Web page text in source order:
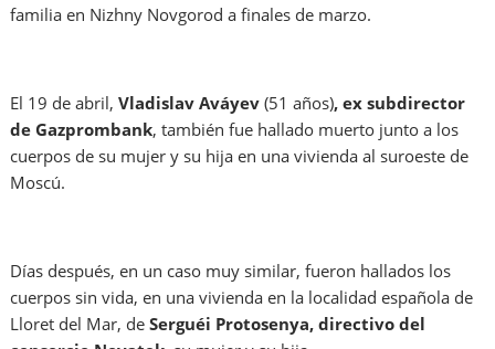
familia en Nizhny Novgorod a finales de marzo.
El 19 de abril,Vladislav Aváyev(51 años), ex subdirector
de Gazprombank, también fue hallado muerto junto a los
cuerpos de su mujer y su hija en una vivienda al suroeste de
Moscú.
Días después, en un caso muy similar, fueron hallados los
cuerpos sin vida, en una vivienda en la localidad española de
Lloret del Mar, deSerguéi Protosenya, directivo del